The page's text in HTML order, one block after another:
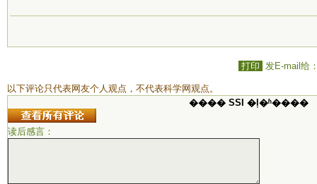
打印 发E-mail给
以下评论只代表网友个人观点，不代表科学网观点。
���� SSI �ļ�ʱ����
读后感言：